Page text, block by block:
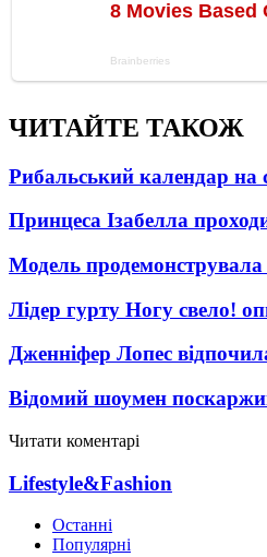
ЧИТАЙТЕ ТАКОЖ
Рибальський календар на
Принцеса Ізабелла
Модель продемонструвала
Лідер гурту Ногу свело!
Дженніфер Лопес
Відомий шоумен
Читати коментарі
Lifestyle&Fashion
Останні
Популярні